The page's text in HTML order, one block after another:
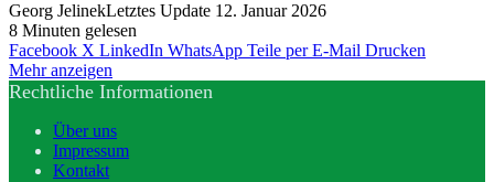
Georg JelinekLetztes Update 12. Januar 2026
8 Minuten gelesen
Facebook X LinkedIn WhatsApp Teile per E-Mail Drucken
Mehr anzeigen
Rechtliche Informationen
Über uns
Impressum
Kontakt